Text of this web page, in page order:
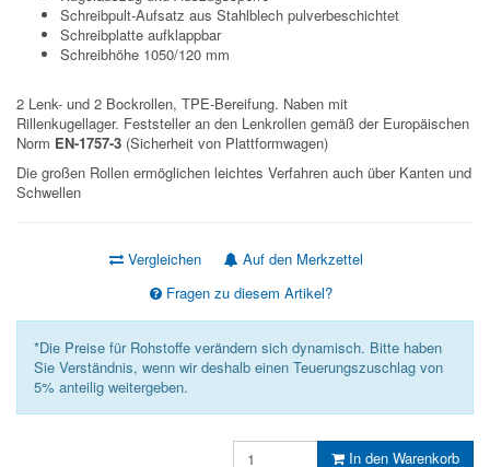
Schreibpult-Aufsatz aus Stahlblech pulverbeschichtet
Schreibplatte aufklappbar
Schreibhöhe 1050/120 mm
2 Lenk- und 2 Bockrollen, TPE-Bereifung. Naben mit
Rillenkugellager. Feststeller an den Lenkrollen gemäß der Europäischen
Norm EN-1757-3 (Sicherheit von Plattformwagen)
Die großen Rollen ermöglichen leichtes Verfahren auch über Kanten und
Schwellen
Vergleichen
Auf den Merkzettel
Fragen zu diesem Artikel?
*Die Preise für Rohstoffe verändern sich dynamisch. Bitte haben
Sie Verständnis, wenn wir deshalb einen Teuerungszuschlag von
5% anteilig weitergeben.
In den Warenkorb